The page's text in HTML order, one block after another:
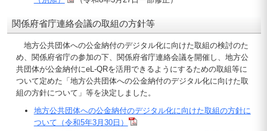
関係府省庁連絡会議の取組の方針等
地方公共団体への公金納付のデジタル化に向けた取組の検討のた
め、関係府省庁の参加の下、関係府省庁連絡会議を開催し、地方公
共団体が公金納付にeL-QRを活用できるようにするための取組等に
ついて定めた「地方公共団体への公金納付のデジタル化に向けた取
組の方針について」等を決定しました。
地方公共団体への公金納付のデジタル化に向けた取組の方針に
ついて（令和5年3月30日）